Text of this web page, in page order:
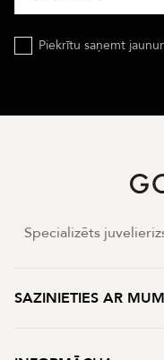
Piekrītu saņemt
Specializēts
SAZINIETIES AR